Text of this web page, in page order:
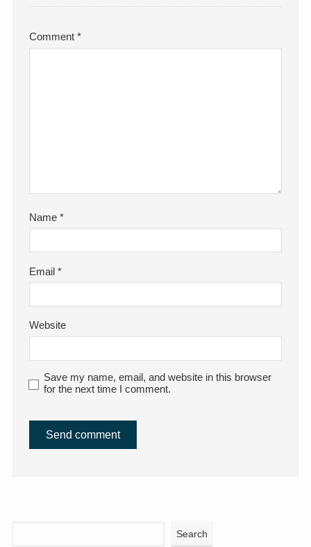
Comment*
Name*
Email*
Website
Save my name, email, and website in this browser
for the next time I comment.
Search